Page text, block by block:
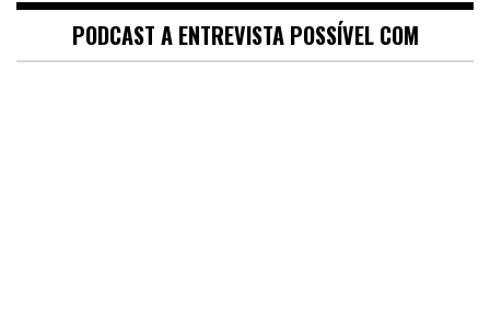
PODCAST A ENTREVISTA POSSÍVEL COM